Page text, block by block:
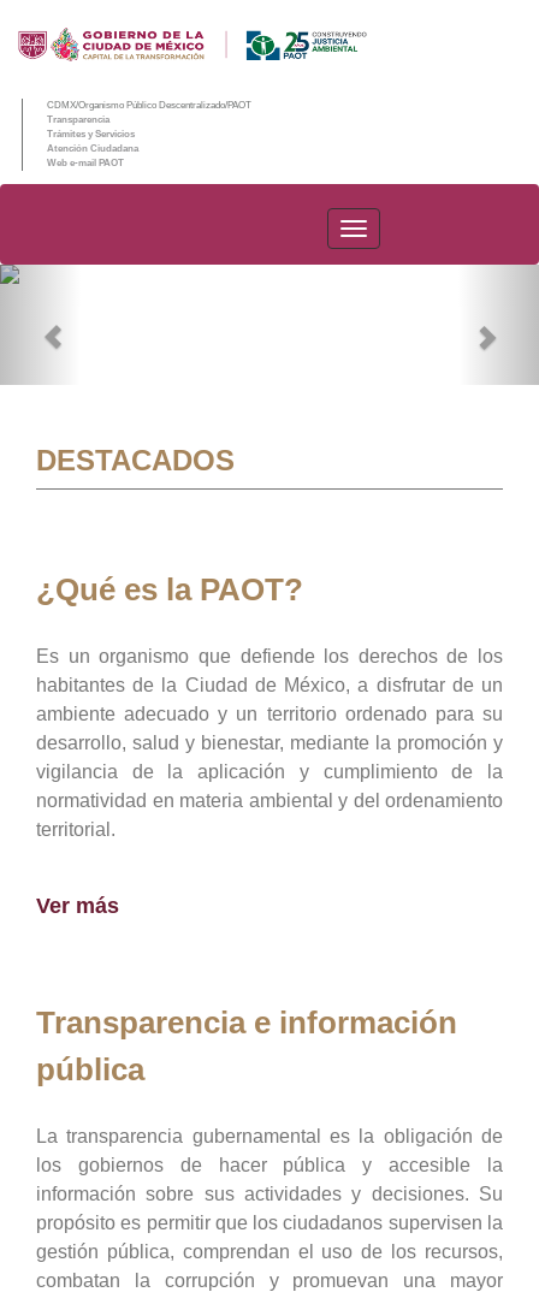
CDMX/Organismo Público Descentralizado/PAOT
Transparencia
Trámites y Servicios
Atención Ciudadana
Web e-mail PAOT
PAOT
DESTACADOS
¿Qué es la PAOT?
Es un organismo que defiende los derechos de los
habitantes de la Ciudad de México, a disfrutar de un
ambiente adecuado y un territorio ordenado para su
desarrollo, salud y bienestar, mediante la promoción y
vigilancia de la aplicación y cumplimiento de la
normatividad en materia ambiental y del ordenamiento
territorial.
Ver más
Transparencia e información
pública
La transparencia gubernamental es la obligación de
los gobiernos de hacer pública y accesible la
información sobre sus actividades y decisiones. Su
propósito es permitir que los ciudadanos supervisen la
gestión pública, comprendan el uso de los recursos,
combatan la corrupción y promuevan una mayor